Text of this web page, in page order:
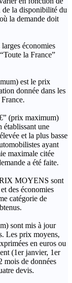
de la disponibilité du
la demande doit
économies
la France”
est le prix
donnée dans les
(prix maximum)
établissant une
et la plus basse
ayant
maximale citée
a été faite.
MOYENS sont
des économies
catégorie de
sont mis à jour
Les prix moyens,
en euros ou
(1er janvier, 1er
mois de données
devis.